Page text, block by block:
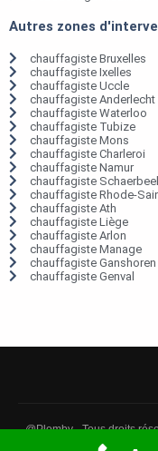
Autres zones
chauffagiste Bruxelles
chauffagiste Ixelles
chauffagiste Uccle
chauffagiste Anderlecht
chauffagiste Waterloo
chauffagiste Tubize
chauffagiste Mons
chauffagiste Charleroi
chauffagiste Namur
chauffagiste
chauffagiste Rhode-
chauffagiste Ath
chauffagiste Liège
chauffagiste Arlon
chauffagiste Manage
chauffagiste Ganshoren
chauffagiste Genval
@Plomby - Tous droits
Débouchage